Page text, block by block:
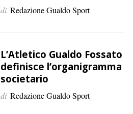
di Redazione Gualdo Sport
L’Atletico Gualdo Fossato
definisce l’organigramma
societario
di Redazione Gualdo Sport